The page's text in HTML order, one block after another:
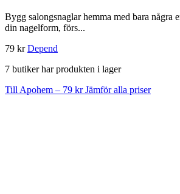
Bygg salongsnaglar hemma med bara några
din nagelform, förs...
79 krDepend
7 butiker har produkten i lager
Till Apohem – 79 krJämför alla priser